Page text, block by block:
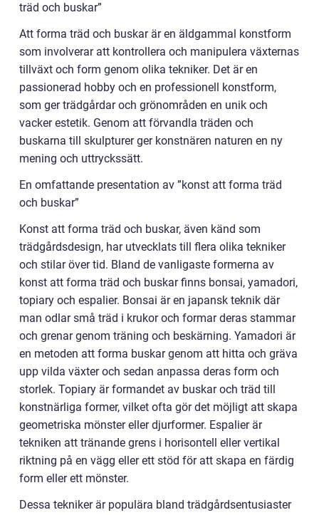
träd och buskar”
Att forma träd och buskar är en äldgammal konstform
som involverar att kontrollera och manipulera växternas
tillväxt och form genom olika tekniker. Det är en
passionerad hobby och en professionell konstform,
som ger trädgårdar och grönområden en unik och
vacker estetik. Genom att förvandla träden och
buskarna till skulpturer ger konstnären naturen en ny
mening och uttryckssätt.
En omfattande presentation av ”konst att forma träd
och buskar”
Konst att forma träd och buskar, även känd som
trädgårdsdesign, har utvecklats till flera olika tekniker
och stilar över tid. Bland de vanligaste formerna av
konst att forma träd och buskar finns bonsai, yamadori,
topiary och espalier. Bonsai är en japansk teknik där
man odlar små träd i krukor och formar deras stammar
och grenar genom träning och beskärning. Yamadori är
en metoden att forma buskar genom att hitta och gräva
upp vilda växter och sedan anpassa deras form och
storlek. Topiary är formandet av buskar och träd till
konstnärliga former, vilket ofta gör det möjligt att skapa
geometriska mönster eller djurformer. Espalier är
tekniken att tränande grens i horisontell eller vertikal
riktning på en vägg eller ett stöd för att skapa en färdig
form eller ett mönster.
Dessa tekniker är populära bland trädgårdsentusiaster